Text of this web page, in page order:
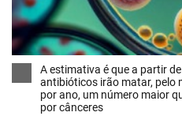
A estimativa é que a partir
antibióticos irão matar, pelo
por ano, um número maior
por cânceres